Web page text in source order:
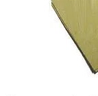
В избранное